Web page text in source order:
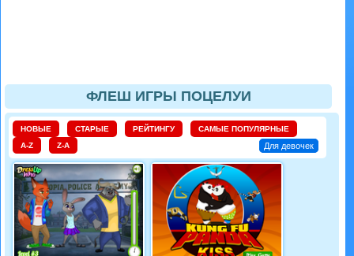
ФЛЕШ ИГРЫ ПОЦЕЛУИ
НОВЫЕ СТАРЫЕ РЕЙТИНГУ
САМЫЕ ПОПУЛЯРНЫЕ
A-Z
Z-A Для девочек